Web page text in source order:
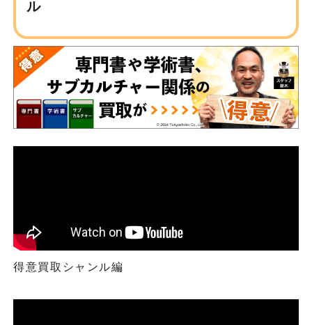
ル
得意買取シャンル編